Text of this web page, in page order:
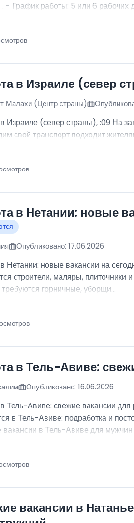
. - График работы: 5 или 6 рабочих
в Израиле (север
Малахи (Центр страны)
Израиле (север страны), :09 На
свой транспорт подходит
в Нетании: новые
Опубликовано: 17.06.2026
Нетании: новые вакансии на
строители, маляры, плиточники
горничные, уборщи...
в Тель-Авиве:
Опубликовано: 16.06.2026
Тель-Авиве: свежие вакансии
в Тель-Авиве: подработка и
в Тель-Авиве для мужчин
вакансии в